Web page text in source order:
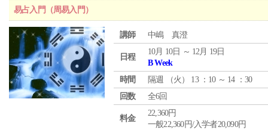
易占入門（周易入門）
講師 中嶋 真澄
日程
10月 10日 ～ 12月 19日
B Week
時間
隔週 （火 ） 13 ：10 ～ 14 ：30
回数
全6回
料金
22,360円
一般22,360円/入学者20,090円